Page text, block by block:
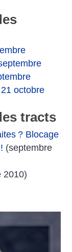
octobre
tracts
? Blocage
! (septembre
2010)